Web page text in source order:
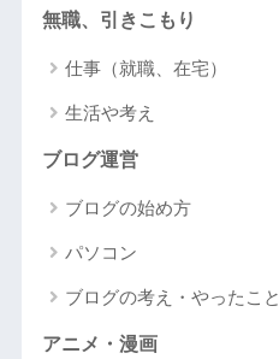
無職、引きこもり
仕事（就職、在宅）
生活や考え
ブログ運営
ブログの始め方
パソコン
ブログの考え・やったこと
アニメ・漫画